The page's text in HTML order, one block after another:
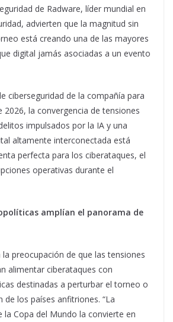
de Radware, líder mundial en
advierten que la magnitud sin
está creando una de las mayores
digital jamás asociadas a un evento
ciberseguridad de la compañía para
2026, la convergencia de tensiones
impulsados por la IA y una
altamente interconectada está
perfecta para los ciberataques, el
operativas durante el
amplían el panorama de
preocupación de que las tensiones
alimentar ciberataques con
destinadas a perturbar el torneo o
de los países anfitriones. “La
la Copa del Mundo la convierte en